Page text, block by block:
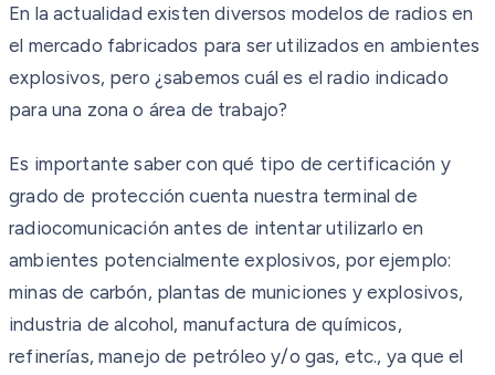
En la actualidad existen diversos modelos de radios en
el mercado fabricados para ser utilizados en ambientes
explosivos, pero ¿sabemos cuál es el radio indicado
para una zona o área de trabajo?
Es importante saber con qué tipo de certificación y
grado de protección cuenta nuestra terminal de
radiocomunicación antes de intentar utilizarlo en
ambientes potencialmente explosivos, por ejemplo:
minas de carbón, plantas de municiones y explosivos,
industria de alcohol, manufactura de químicos,
refinerías, manejo de petróleo y/o gas, etc., ya que el